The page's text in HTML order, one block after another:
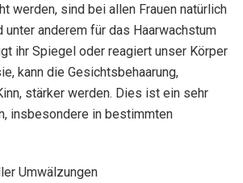
werden, sind bei allen Frauen natürlich
unter anderem für das Haarwachstum
ihr Spiegel oder reagiert unser Körper
kann die Gesichtsbehaarung,
stärker werden. Dies ist ein sehr
insbesondere in bestimmten
Umwälzungen